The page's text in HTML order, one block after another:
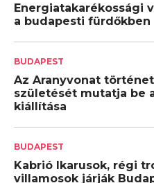
Energiatakarékossági
a budapesti fürdőkben
BUDAPEST
Az Aranyvonat
születését mutatja be
kiállítása
BUDAPEST
Kabrió Ikarusok, régi
villamosok járják